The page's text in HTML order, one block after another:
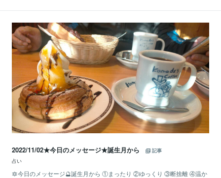
2022/11/02★今日のメッセージ★誕生月から
記事
占い
🔯今日のメッセージ🔮誕生月から ①まったり ②ゆっくり ③断捨離 ④温か